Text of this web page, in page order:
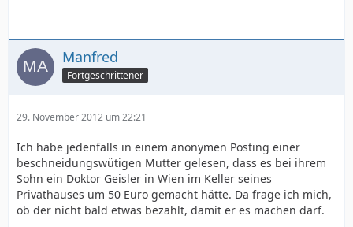
Manfred
Fortgeschrittener
29. November 2012 um 22:21
Ich habe jedenfalls in einem anonymen Posting einer
beschneidungswütigen Mutter gelesen, dass es bei ihrem
Sohn ein Doktor Geisler in Wien im Keller seines
Privathauses um 50 Euro gemacht hätte. Da frage ich mich,
ob der nicht bald etwas bezahlt, damit er es machen darf.